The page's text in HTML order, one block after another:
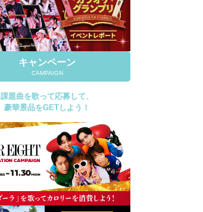
キャンペーン
CAMPAIGN
課題曲を歌って応募して、
豪華景品をGETしよう！